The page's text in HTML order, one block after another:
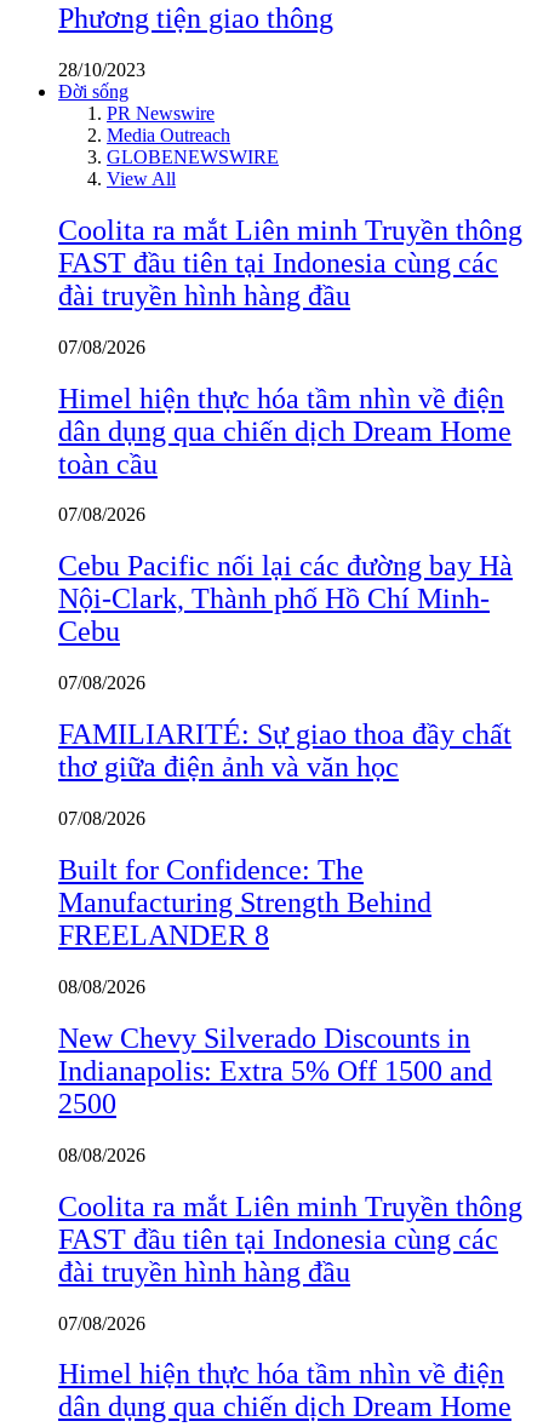
Phương tiện giao thông
28/10/2023
Đời sống
PR Newswire
Media Outreach
GLOBENEWSWIRE
View All
Coolita ra mắt Liên minh Truyền thông
FAST đầu tiên tại Indonesia cùng các
đài truyền hình hàng đầu
07/08/2026
Himel hiện thực hóa tầm nhìn về điện
dân dụng qua chiến dịch Dream Home
toàn cầu
07/08/2026
Cebu Pacific nối lại các đường bay Hà
Nội-Clark, Thành phố Hồ Chí Minh-
Cebu
07/08/2026
FAMILIARITÉ: Sự giao thoa đầy chất
thơ giữa điện ảnh và văn học
07/08/2026
Built for Confidence: The
Manufacturing Strength Behind
FREELANDER 8
08/08/2026
New Chevy Silverado Discounts in
Indianapolis: Extra 5% Off 1500 and
2500
08/08/2026
Coolita ra mắt Liên minh Truyền thông
FAST đầu tiên tại Indonesia cùng các
đài truyền hình hàng đầu
07/08/2026
Himel hiện thực hóa tầm nhìn về điện
dân dụng qua chiến dịch Dream Home